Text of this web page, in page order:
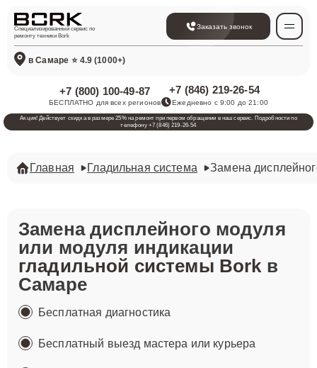
Специализированный сервис по
ремонту техники Bork
Заказать звонок
в Самаре ⭐ 4.9 (1000+)
+7 (800) 100-49-87
БЕСПЛАТНО для всех регионов
+7 (846) 219-26-54
Ежедневно с 9:00 до 21:00
Акция! Действует скидка в размере 25% на ремонт при первом обращении в наш сервис. Подробности по
телефону +7 (846) 219-26-54
Главная Гладильная система Замена
Замена дисплейного модуля
или модуля индикации
гладильной системы Borkв
Самаре
Бесплатная диагностика
Бесплатный выезд мастера или курьера